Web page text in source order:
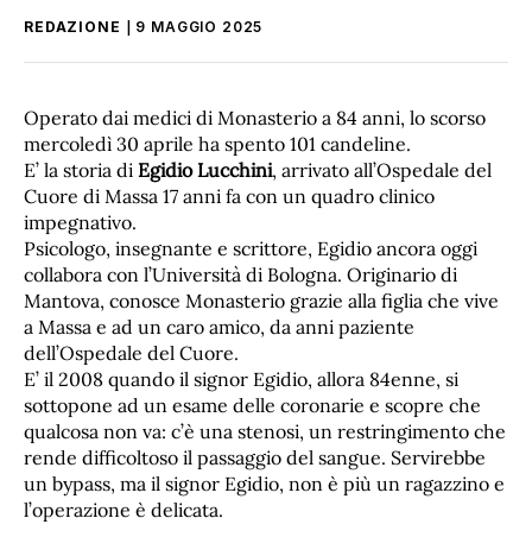
REDAZIONE 9 MAGGIO 2025
Operato dai medici di Monasterio a 84 anni, lo scorso
mercoledì 30 aprile ha spento 101 candeline.
E’ la storia di Egidio Lucchini, arrivato all’Ospedale del
Cuore di Massa 17 anni fa con un quadro clinico
impegnativo.
Psicologo, insegnante e scrittore, Egidio ancora oggi
collabora con l’Università di Bologna. Originario di
Mantova, conosce Monasterio grazie alla figlia che vive
a Massa e ad un caro amico, da anni paziente
dell’Ospedale del Cuore.
E’ il 2008 quando il signor Egidio, allora 84enne, si
sottopone ad un esame delle coronarie e scopre che
qualcosa non va: c’è una stenosi, un restringimento che
rende difficoltoso il passaggio del sangue. Servirebbe
un bypass, ma il signor Egidio, non è più un ragazzino e
l’operazione è delicata.